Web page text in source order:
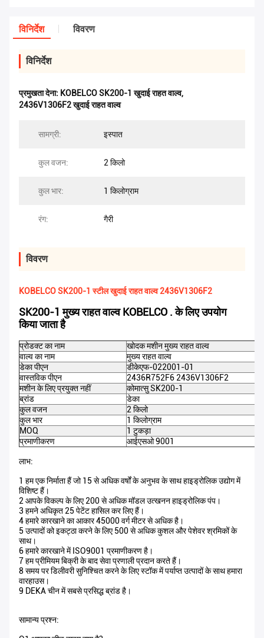
विनिर्देश विवरण
विनिर्देश
प्रमुखता देना: KOBELCO SK200-1 खुदाई राहत वाल्व,
2436V1306F2 खुदाई राहत वाल्व
सामग्री: इस्पात
कुल वजन: 2 किलो
कुल भार: 1 किलोग्राम
रंग: गैरी
विवरण
KOBELCO SK200-1 स्टील खुदाई राहत वाल्व 2436V1306F2
SK200-1 मुख्य राहत वाल्व KOBELCO . के लिए उपयोग
किया जाता है
प्रोडक्ट का नाम खोदक मशीनमुख्य राहत वाल्व
वाल्व का नाम
मुख्य राहत वाल्व
डेका पीएन
डीकेएफ-022001-01
वास्तविक पीएन
2436R752F6 2436V1306F2
मशीन के लिए प्रयुक्त नहीं
कोमात्सु SK200-1
ब्रांड
डेका
कुल वजन
2 किलो
कुल भार
1 किलोग्राम
MOQ
1 टुकड़ा
प्रमाणीकरण
आईएसओ 9001
लाभ:
1 हम एक निर्माता हैं जो 15 से अधिक वर्षों के अनुभव के साथ हाइड्रोलिक उद्योग में
विशिष्ट हैं।
2 आपके विकल्प के लिए 200 से अधिक मॉडल उत्खनन हाइड्रोलिक पंप।
3 हमने अधिकृत 25 पेटेंट हासिल कर लिए हैं।
4 हमारे कारखाने का आकार 45000 वर्ग मीटर से अधिक है।
5 उत्पादों को इकट्ठा करने के लिए 500 से अधिक कुशल और पेशेवर श्रमिकों के
साथ।
6 हमारे कारखाने में ISO9001 प्रमाणीकरण है।
7 हम प्रीमियम बिक्री के बाद सेवा प्रणाली प्रदान करते हैं।
8 समय पर डिलीवरी सुनिश्चित करने के लिए स्टॉक में पर्याप्त उत्पादों के साथ हमारा
वारहाउस।
9 DEKA चीन में सबसे प्रसिद्ध ब्रांड है।
सामान्य प्रश्न: